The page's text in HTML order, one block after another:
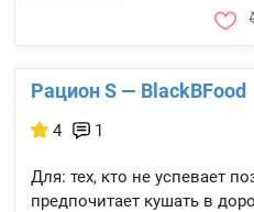
Рацион S — BlackBFood
4 1
Для: тех, кто не успевает
предпочитает кушать в